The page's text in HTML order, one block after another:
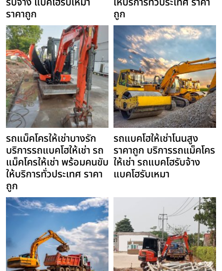
ราคาถูก
ถูก
รถแม็คโครให้เช่าบางรัก
บริการรถแบคโฮให้เช่า รถ
แม็คโครให้เช่า พร้อมคนขับ
ให้บริการทั่วประเทศ ราคา
ถูก
รถแบคโฮให้เช่าโนนสูง
ราคาถูก บริการรถแม็คโคร
ให้เช่า รถแบคโฮรับจ้าง
แบคโฮรับเหมา